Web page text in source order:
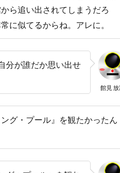
マン
デヴィッド・マギー
デヴィッド・ヨハンセン
ブルーム
トッド・フィリップス
トッド・ルイーゾ
ら追い出されてしまうだろ
に似てるからね。アレに。
館見
分が誰だか思い出せ
グ・プール』を観たかったん